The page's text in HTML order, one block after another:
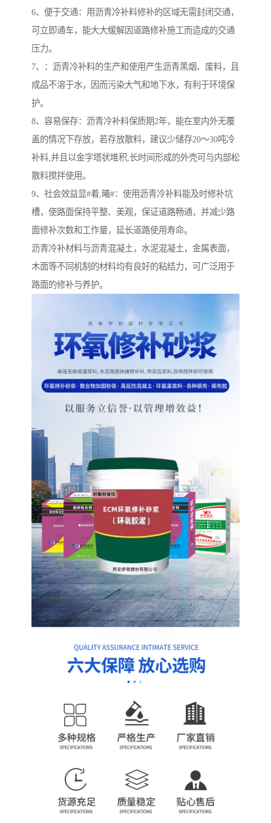
6、便于交通：用沥青冷补料修补的区域无需封闭交通，
可立即通车，能大大缓解因道路修补施工而造成的交通
压力。
7、：沥青冷补料的生产和使用产生沥青黑烟、废料，且
成品不溶于水，因而污染大气和地下水，有利于环境保
护。
8、容易保存：沥青冷补料保质期2年，能在室内外无覆
盖的情况下存放，若存放散料，建议少储存20～30吨冷
补料,并且以金字塔状堆积,长时间形成的外壳可与内部松
散料搅拌使用。
9、社会效益显#着,曦#：使用沥青冷补料能及时修补坑
槽，使路面保持平整、美观，保证道路畅通，并减少路
面修补次数和工作量，延长道路使用寿命。
沥青冷补材料与沥青混凝土，水泥混凝土，金属表面，
木面等不同机制的材料均有良好的粘结力，可广泛用于
路面的修补与养护。